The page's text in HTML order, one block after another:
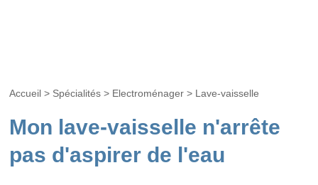
Accueil > Spécialités > Electroménager > Lave-vaisselle
Mon lave-vaisselle n'arrête
pas d'aspirer de l'eau